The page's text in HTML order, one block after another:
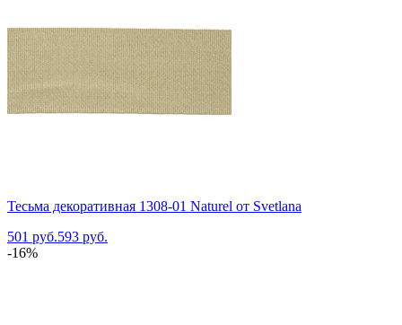
Тесьма декоративная 1308-01 Naturel от Svetlana
501 руб.593 руб.
-16%